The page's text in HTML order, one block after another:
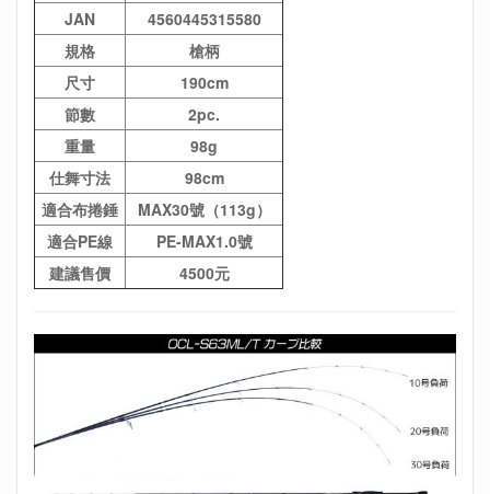
JAN
4560445315580
規格
槍柄
尺寸
190cm
節數
2pc.
重量
98g
仕舞寸法
98cm
適合布捲錘
MAX30號（113g）
適合PE線
PE-MAX1.0號
建議售價
4500元